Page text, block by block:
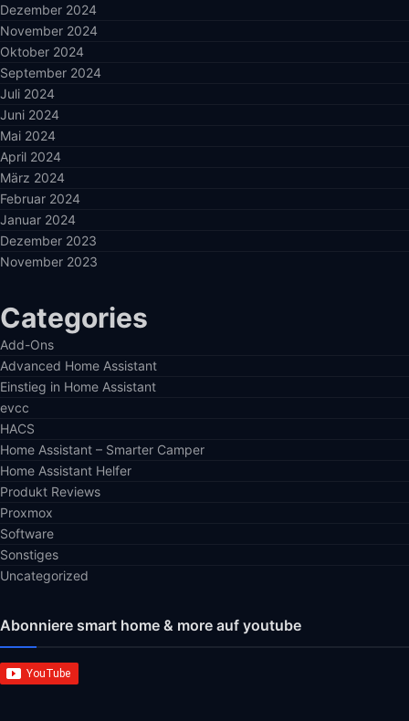
Dezember 2024
November 2024
Oktober 2024
September 2024
Juli 2024
Juni 2024
Mai 2024
April 2024
März 2024
Februar 2024
Januar 2024
Dezember 2023
November 2023
Categories
Add-Ons
Advanced Home Assistant
Einstieg in Home Assistant
evcc
HACS
Home Assistant – Smarter Camper
Home Assistant Helfer
Produkt Reviews
Proxmox
Software
Sonstiges
Uncategorized
Abonniere smart home & more auf youtube